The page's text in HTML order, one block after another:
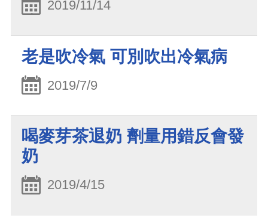
2019/11/14
老是吹冷氣 可別吹出冷氣病
2019/7/9
喝麥芽茶退奶 劑量用錯反會發
奶
2019/4/15